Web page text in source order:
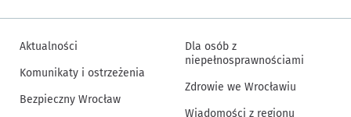
Aktualności
Komunikaty i ostrzeżenia
Bezpieczny Wrocław
Dla osób z
niepełnosprawnościami
Zdrowie we Wrocławiu
Wiadomości z regionu